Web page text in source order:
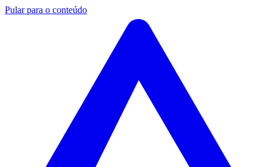
Pular para o conteúdo